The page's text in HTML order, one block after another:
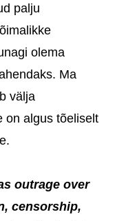
palju
olema
Ma
välja
on algus tõeliselt
outrage over
censorship,